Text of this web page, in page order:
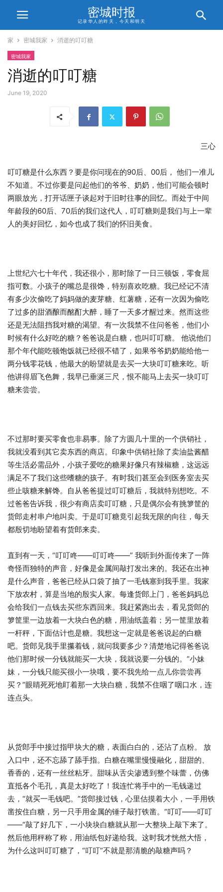
密城时报
记录华人的昨天，今天和明天
家 密城我家 消逝的叮叮糖
密城我家
消逝的叮叮糖
June 19, 2020
三心
叮叮糖是什么东西？要是你问现在的90后、00后， 他们一准儿
不知道。不过你要是问起他们的爷爷、奶奶，他们可能会顿时
两眼放光，打开话匣子谈起对于旧时往事的回忆。而处于中间
年龄段的60后、70后的我们这代人，叮叮糖则是我们与上一辈
人的美好回忆，如今也成了我们的怀旧美食。
上世纪六七十年代，我还很小，那时除了一日三顿饭，零食屈
指可数。小孩子的嘴总是很馋，特别喜欢吃糖。我已经记不清
有多少次偷吃了妈妈做的麦芽糖、红薯糖，还有一次因为偷吃
了过多的甜酒酿而酩酊大醉，睡了一天多才醒过来。然而这些
还是无法阻挡我对糖的渴望。有一次我禁不住问爸爸，他们小
时候有什么好吃的糖？爸爸说是白糖，也叫叮叮糖。 他说他们
那个年代能吃顿饱饭就已经很不错了，如果爷爷奶奶能给他一
两分钱零花钱，他最大的盼望就是去买一大块叮叮糖来吃。听
他讲得眉飞色舞，我早已垂涎三尺，恨不能马上去买一块叮叮
糖来尝尝。
不过那时要买零食也非易事。除了方圆几十里的一个供销社，
我就没看到其它卖东西的商店。印象中供销社除了卖油盐酱醋
等生活必需品外，小孩子爱吃的糖果好像只有辣椒糖，这远远
满足不了我们这些嗜糖的孩子。有时我们甚至会到医务室去买
些止咳糖来解馋。自从爸爸提过叮叮糖后，我就特别想吃。不
过爸爸告诉我，很少有商店卖叮叮糖，只是偶尔会有挑箩筐的
货郎走村串户地叫卖。于是叮叮糖竟引起我无限的向往，每天
都殷切地盼望着有货郎来卖。
直到有一天，“叮叮咚——叮叮咚——” 我听到外面传来了一阵
奇怪而独特的声音，好像是金属间敲打发出来的。我还在出神
是什么声音，爸爸已经从口袋了抽了一毛钱塞到我手里。我家
下放农村，算是当地的殷实人家。每逢货郎上门，爸爸妈妈总
会给我们一点钱去买些东西回来。我赶紧跑出去，看见货郎的
箩筐里一边放着一大块白色的糖，用油纸盖着；另一筐里放着
一杆秤，下面估计也是糖。我想这一定就是爸爸说起的白糖
吧。货郎见我手里攥着钱，就问我要多少？清楚地记得爸爸说
他们那时候一分钱就能买一大块，我就说要一分钱的。“小妹
妹，一分钱只能买很小一块哦，要不我先给一点儿你尝尝再
买？”眼睛死死地盯着那一大块白糖，我禁不住咽了咽口水，连
连点头。
从货郎手中接过指甲块大的糖，表面白白的，还沾了点粉。 放
入口中，还不忘舔了舔手指。白糖在嘴里慢慢融化，甜甜的、
香香的，还有一丝丝粘牙。甜味从舌尖渗透到整个味蕾，仿佛
直抵各个毛孔，真是太好吃了！我连忙将手中的一毛钱递过
去，“就买一毛钱吧。”货郎接过钱，心里估摸着大小，一手用铁
凿按住白糖，另一只手用金属的锤子敲打铁凿。“叮叮——叮叮
——“敲了好几下，一小块块白糖就从那一大整块上敲下来了。
然后他用秤称了称，用油纸包好递给我。这时我才恍然大悟，
为什么这叫叮叮糖了，“叮叮”不就是那清脆的敲糖声吗？